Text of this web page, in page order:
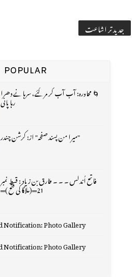
جدید تر اشاعت
POPULAR
🌀 محاورہ: آب آب کر مر گئے، سرہانے دھرا
رہا پانی
"میرا من پسند صفحہ" از: کرشن چندر
فاتح اُندلس ۔ ۔ ۔ طارق بن زیاد : قسط نمبر
21═(ملاگا کی فتح )═
Photo Gallery
Photo Gallery